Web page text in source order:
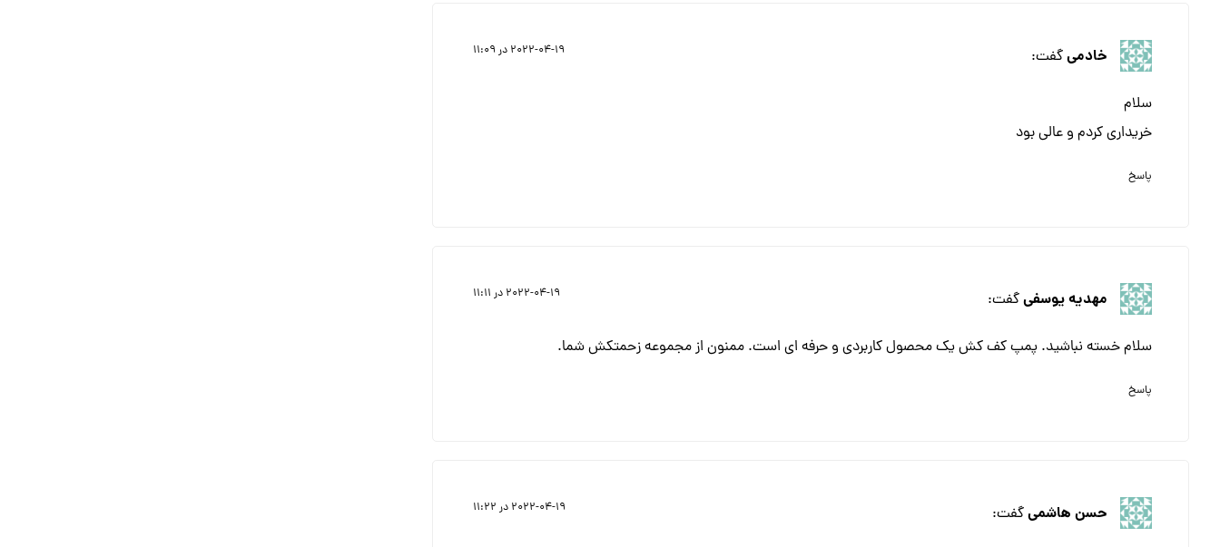
خادمیگفت: 2022-04-19 در 11:09
سلام
خریداری کردم و عالی بود
پاسخ
مهدیه یوسفیگفت: 2022-04-19 در 11:11
سلام خسته نباشید. پمپ کف کش یک محصول کاربردی و حرفه ای است. ممنون از مجموعه زحمتکش شما.
پاسخ
حسن هاشمیگفت: 2022-04-19 در 11:22